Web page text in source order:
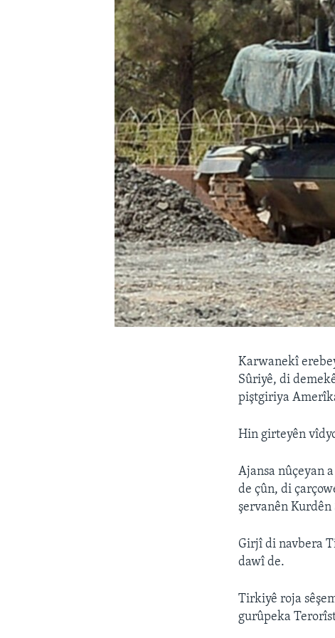
Karwanekî
Sûriyê, di
piştgiriya
Hin girteyên
Ajansa nûçeyan
de çûn, di
şervanên Kurdên
Girjî di navbera
dawî de.
Tirkiyê roja
gurûpeka